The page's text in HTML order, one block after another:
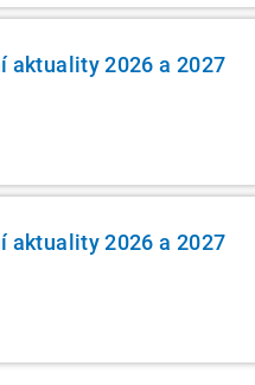
aktuality 2026 a 2027
aktuality 2026 a 2027